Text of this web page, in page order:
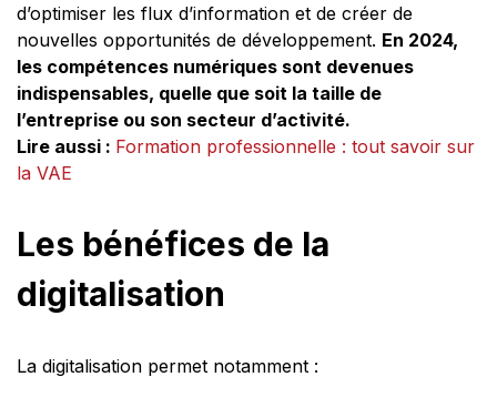
d’optimiser les flux d’information et de créer de
nouvelles opportunités de développement. En 2024,
les compétences numériques sont devenues
indispensables, quelle que soit la taille de
l’entreprise ou son secteur d’activité.
Lire aussi : Formation professionnelle : tout savoir sur
la VAE
Les bénéfices de la
digitalisation
La digitalisation permet notamment :